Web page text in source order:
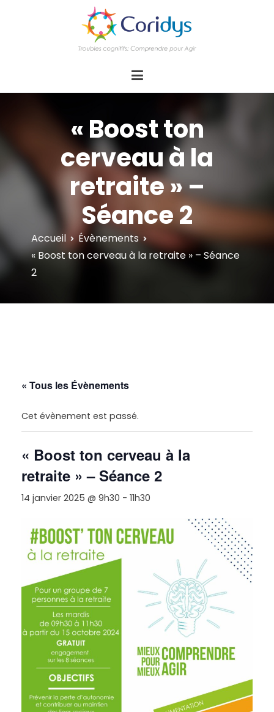
d'actions Information Accompagnement
Innovation/E­xpertise Formations autour des
« Boost ton
cerveau à la
retraite » –
Séance 2
Accueil
Évènements
« Boost ton cerveau à la retraite » – Séance
2
« Tous les Évènements
Cet évènement est passé.
« Boost ton cerveau à la
retraite » – Séance 2
14 janvier 2025 @ 9h30 - 11h30